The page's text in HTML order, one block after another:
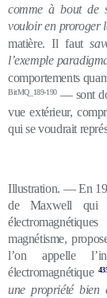
comme à bout de
vouloir en proroger
matière. Il faut
l’exemple
comportements
BitMQ_189-190— sont
vue extérieur,
qui se voudrait
Illustration. — En
de Maxwell qui
magnétisme,
l’on appelle
électromagnétique
une propriété bien